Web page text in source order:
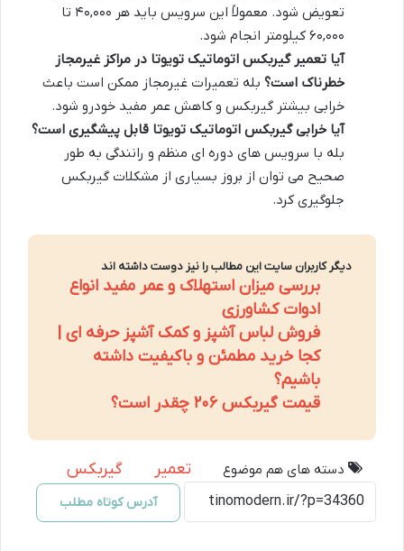
تعویض شود. معمولاً این سرویس باید هر ۴۰,۰۰۰ تا
۶۰,۰۰۰ کیلومتر انجام شود.
آیا تعمیر گیربکس اتوماتیک تویوتا در مراکز غیرمجاز
خطرناک است؟ بله تعمیرات غیرمجاز ممکن است باعث
خرابی بیشتر گیربکس و کاهش عمر مفید خودرو شود.
آیا خرابی گیربکس اتوماتیک تویوتا قابل پیشگیری است؟
بله با سرویس های دوره ای منظم و رانندگی به طور
صحیح می توان از بروز بسیاری از مشکلات گیربکس
جلوگیری کرد.
دیگر کاربران سایت این مطالب را نیز دوست داشته اند
بررسی میزان استهلاک و عمر مفید انواع
ادوات کشاورزی
فروش لباس آشپز و کمک آشپز حرفه ای |
کجا خرید مطمئن و باکیفیت داشته
باشیم؟
قیمت گیربکس ۲۰۶ چقدر است؟
دسته های هم موضوع تعمیر گیربکس
آدرس کوتاه مطلب